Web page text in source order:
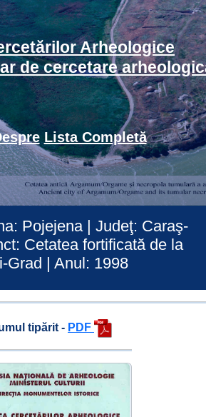
Arheologice
de cercetare
Lista Completă
Pojejena | Judeţ: Caraş-
Cetatea fortificată de la
Grad | Anul: 1998
tipărit - PDF